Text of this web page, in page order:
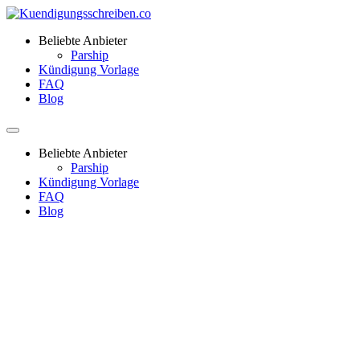
Beliebte Anbieter
Parship
Kündigung Vorlage
FAQ
Blog
Beliebte Anbieter
Parship
Kündigung Vorlage
FAQ
Blog